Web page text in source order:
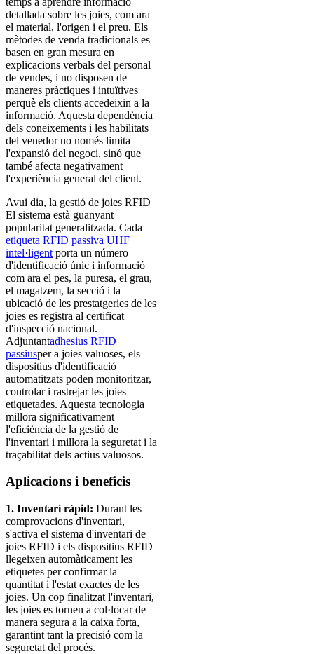
detallada sobre les joies, com ara
el material, l'origen i el preu. Els
mètodes de venda tradicionals es
basen en gran mesura en
explicacions verbals del personal
de vendes, i no disposen de
maneres pràctiques i intuïtives
perquè els clients accedeixin a la
informació. Aquesta dependència
dels coneixements i les habilitats
del venedor no només limita
l'expansió del negoci, sinó que
també afecta negativament
l'experiència general del client.
Avui dia, la gestió de joies RFID
El sistema està guanyant
popularitat generalitzada. Cada
etiqueta RFID passiva UHF
intel·ligent porta un número
d'identificació únic i informació
com ara el pes, la puresa, el grau,
el magatzem, la secció i la
ubicació de les prestatgeries de les
joies es registra al certificat
d'inspecció nacional.
Adjuntantadhesius RFID
passiusper a joies valuoses, els
dispositius d'identificació
automatitzats poden monitoritzar,
controlar i rastrejar les joies
etiquetades. Aquesta tecnologia
millora significativament
l'eficiència de la gestió de
l'inventari i millora la seguretat i la
traçabilitat dels actius valuosos.
Aplicacions i beneficis
1. Inventari ràpid: Durant les
comprovacions d'inventari,
s'activa el sistema d'inventari de
joies RFID i els dispositius RFID
llegeixen automàticament les
etiquetes per confirmar la
quantitat i l'estat exactes de les
joies. Un cop finalitzat l'inventari,
les joies es tornen a col·locar de
manera segura a la caixa forta,
garantint tant la precisió com la
seguretat del procés.